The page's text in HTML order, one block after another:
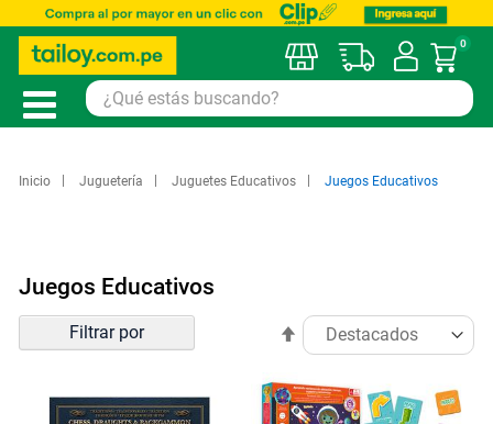
Mi
0
Inicio Juguetería Juguetes Educativos Juegos Educativos
Juegos Educativos
Ordenar
por Establecer
dirección
descendente
Filtrar por